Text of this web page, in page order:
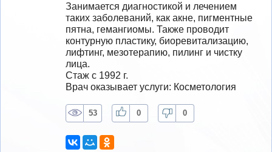
Занимается диагностикой и лечением
таких заболеваний, как акне, пигментные
пятна, гемангиомы. Также проводит
контурную пластику, биоревитализацию,
лифтинг, мезотерапию, пилинг и чистку
лица.
Стаж с 1992 г.
Врач оказывает услуги: Косметология
53 0 0